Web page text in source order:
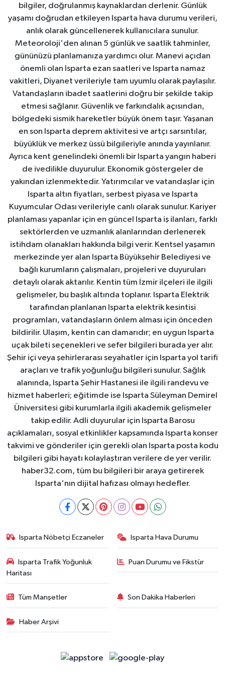
bilgiler, doğrulanmış kaynaklardan derlenir. Günlük
yaşamı doğrudan etkileyen Isparta hava durumu verileri,
anlık olarak güncellenerek kullanıcılara sunulur.
Meteoroloji'den alınan 5 günlük ve saatlik tahminler,
gününüzü planlamanıza yardımcı olur. Manevi açıdan
önemli olan Isparta ezan saatleri ve Isparta namaz
vakitleri, Diyanet verileriyle tam uyumlu olarak paylaşılır.
Vatandaşların ibadet saatlerini doğru bir şekilde takip
etmesi sağlanır. Güvenlik ve farkındalık açısından,
bölgedeki sismik hareketler büyük önem taşır. Yaşanan
en son Isparta deprem aktivitesi ve artçı sarsıntılar,
büyüklük ve merkez üssü bilgileriyle anında yayınlanır.
Ayrıca kent genelindeki önemli bir Isparta yangın haberi
de ivedilikle duyurulur. Ekonomik göstergeler de
yakından izlenmektedir. Yatırımcılar ve vatandaşlar için
Isparta altın fiyatları, serbest piyasa ve Isparta
Kuyumcular Odası verileriyle canlı olarak sunulur. Kariyer
planlaması yapanlar için en güncel Isparta iş ilanları, farklı
sektörlerden ve uzmanlık alanlarından derlenerek
istihdam olanakları hakkında bilgi verir. Kentsel yaşamın
merkezinde yer alan Isparta Büyükşehir Belediyesi ve
bağlı kurumların çalışmaları, projeleri ve duyuruları
detaylı olarak aktarılır. Kentin tüm İzmir ilçeleri ile ilgili
gelişmeler, bu başlık altında toplanır. Isparta Elektrik
tarafından planlanan Isparta elektrik kesintisi
programları, vatandaşların önlem alması için önceden
bildirilir. Ulaşım, kentin can damarıdır; en uygun Isparta
uçak bileti seçenekleri ve sefer bilgileri burada yer alır.
Şehir içi veya şehirlerarası seyahatler için Isparta yol tarifi
araçları ve trafik yoğunluğu bilgileri sunulur. Sağlık
alanında, Isparta Şehir Hastanesi ile ilgili randevu ve
hizmet haberleri; eğitimde ise Isparta Süleyman Demirel
Üniversitesi gibi kurumlarla ilgili akademik gelişmeler
takip edilir. Adli duyurular için Isparta Barosu
açıklamaları, sosyal etkinlikler kapsamında Isparta konser
takvimi ve gönderiler için gerekli olan Isparta posta kodu
bilgileri gibi hayatı kolaylaştıran verilere de yer verilir.
haber32.com, tüm bu bilgileri bir araya getirerek
Isparta'nın dijital hafızası olmayı hedefler.
Isparta Nöbetçi Eczaneler Isparta Hava Durumu
Isparta Trafik Yoğunluk
Haritası
Puan Durumu ve Fikstür
Tüm Manşetler Son Dakika Haberleri
Haber Arşivi